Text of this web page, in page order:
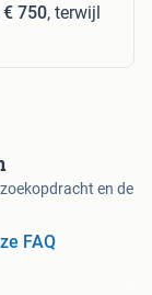
€ 750, terwijl
en de
FAQ